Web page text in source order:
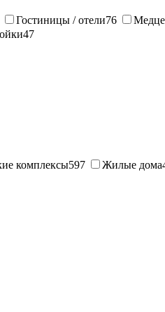
Гостиницы / отели76
47
комплексы597 Жилые дома